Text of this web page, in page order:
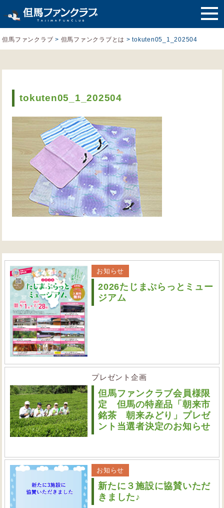
但馬ファンクラブ > 但馬ファンクラブとは >tokuten05_1_202504
tokuten05_1_202504
お知らせ
2026たじまぷらっとミュー
ジアム
プレゼント企画
但馬ファンクラブ会員様限
定 但馬の特産品「朝来市
銘茶 朝来みどり」プレゼ
ント当選者決定のお知らせ
お知らせ
新たに３施設に協賛いただ
きました♪